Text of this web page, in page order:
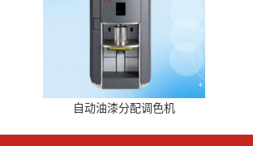
自动油漆分配调色机